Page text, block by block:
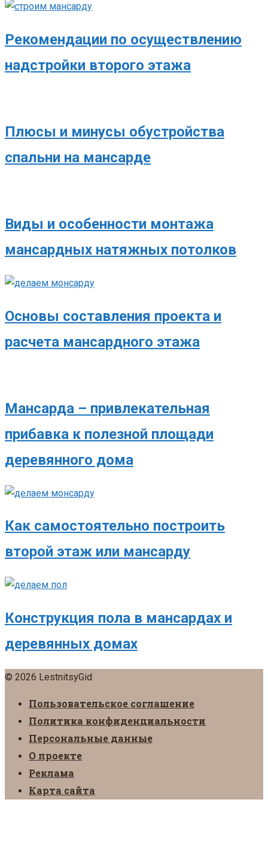
Рекомендации по осуществлению
надстройки второго этажа
Плюсы и минусы обустройства
спальни на мансарде
Виды и особенности монтажа
мансардных натяжных потолков
Основы составления проекта и
расчета мансардного этажа
Мансарда – привлекательная
прибавка к полезной площади
деревянного дома
Как самостоятельно построить
второй этаж или мансарду
Конструкция пола в мансардах и
деревянных домах
© 2026 LestnitsyGid
Пользовательское соглашение
Политика конфиденциальности
Персональные данные
О проекте
Реклама
Карта сайта